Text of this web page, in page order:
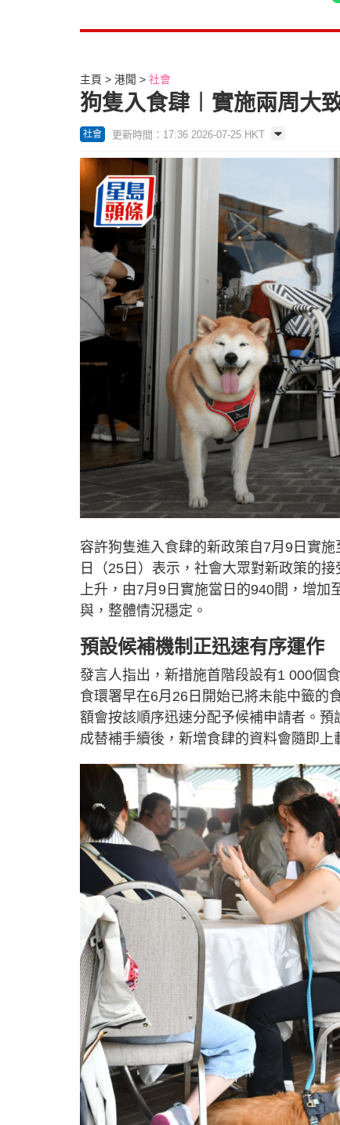
主頁 港聞 社會
狗隻入食肆︱實施兩周大
社會 更新時間：17:36 2026-07-25 HKT
容許狗隻進入食肆的新政策自7月9日實
日（25日）表示，社會大眾對新政策的
上升，由7月9日實施當日的940間，增加
與，整體情況穩定。
預設候補機制正迅速有序運作
發言人指出，新措施首階段設有1 000個
食環署早在6月26日開始已將未能中籤的
額會按該順序迅速分配予候補申請者。
成替補手續後，新增食肆的資料會隨即上